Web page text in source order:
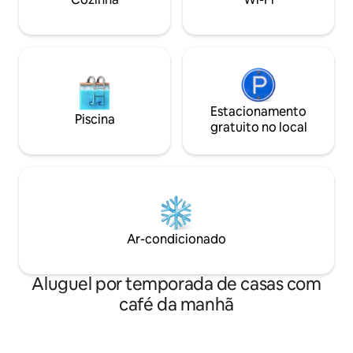
Piscina
Estacionamento
gratuito no local
Ar-condicionado
Aluguel por temporada de casas com
café da manhã